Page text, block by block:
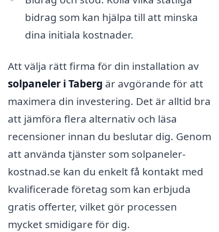
bidrag som kan hjälpa till att minska
dina initiala kostnader.
Att välja rätt firma för din installation av
solpaneler i Taberg är avgörande för att
maximera din investering. Det är alltid bra
att jämföra flera alternativ och läsa
recensioner innan du beslutar dig. Genom
att använda tjänster som solpaneler-
kostnad.se kan du enkelt få kontakt med
kvalificerade företag som kan erbjuda
gratis offerter, vilket gör processen
mycket smidigare för dig.